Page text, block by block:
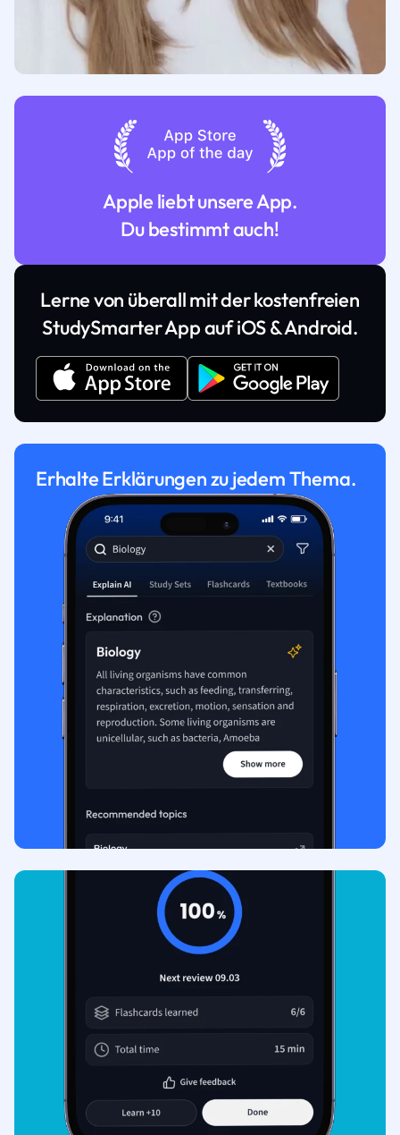
Apple liebt unsere App.
Du bestimmt auch!
Lerne von überall mit der kostenfreien
StudySmarter App auf iOS & Android.
Erhalte Erklärungen zu jedem Thema.